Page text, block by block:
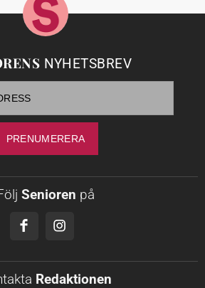
NYHETSBREV
Senioren på
Redaktionen